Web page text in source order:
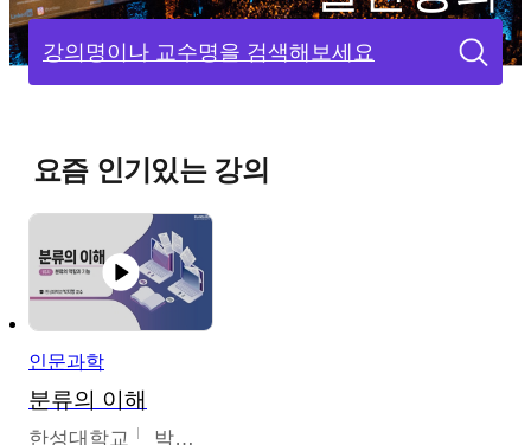
강의명이나 교수명을 검색해보세요
요즘 인기있는 강의
인문과학
분류의 이해
한성대학교 박지영,이혜원,최인경